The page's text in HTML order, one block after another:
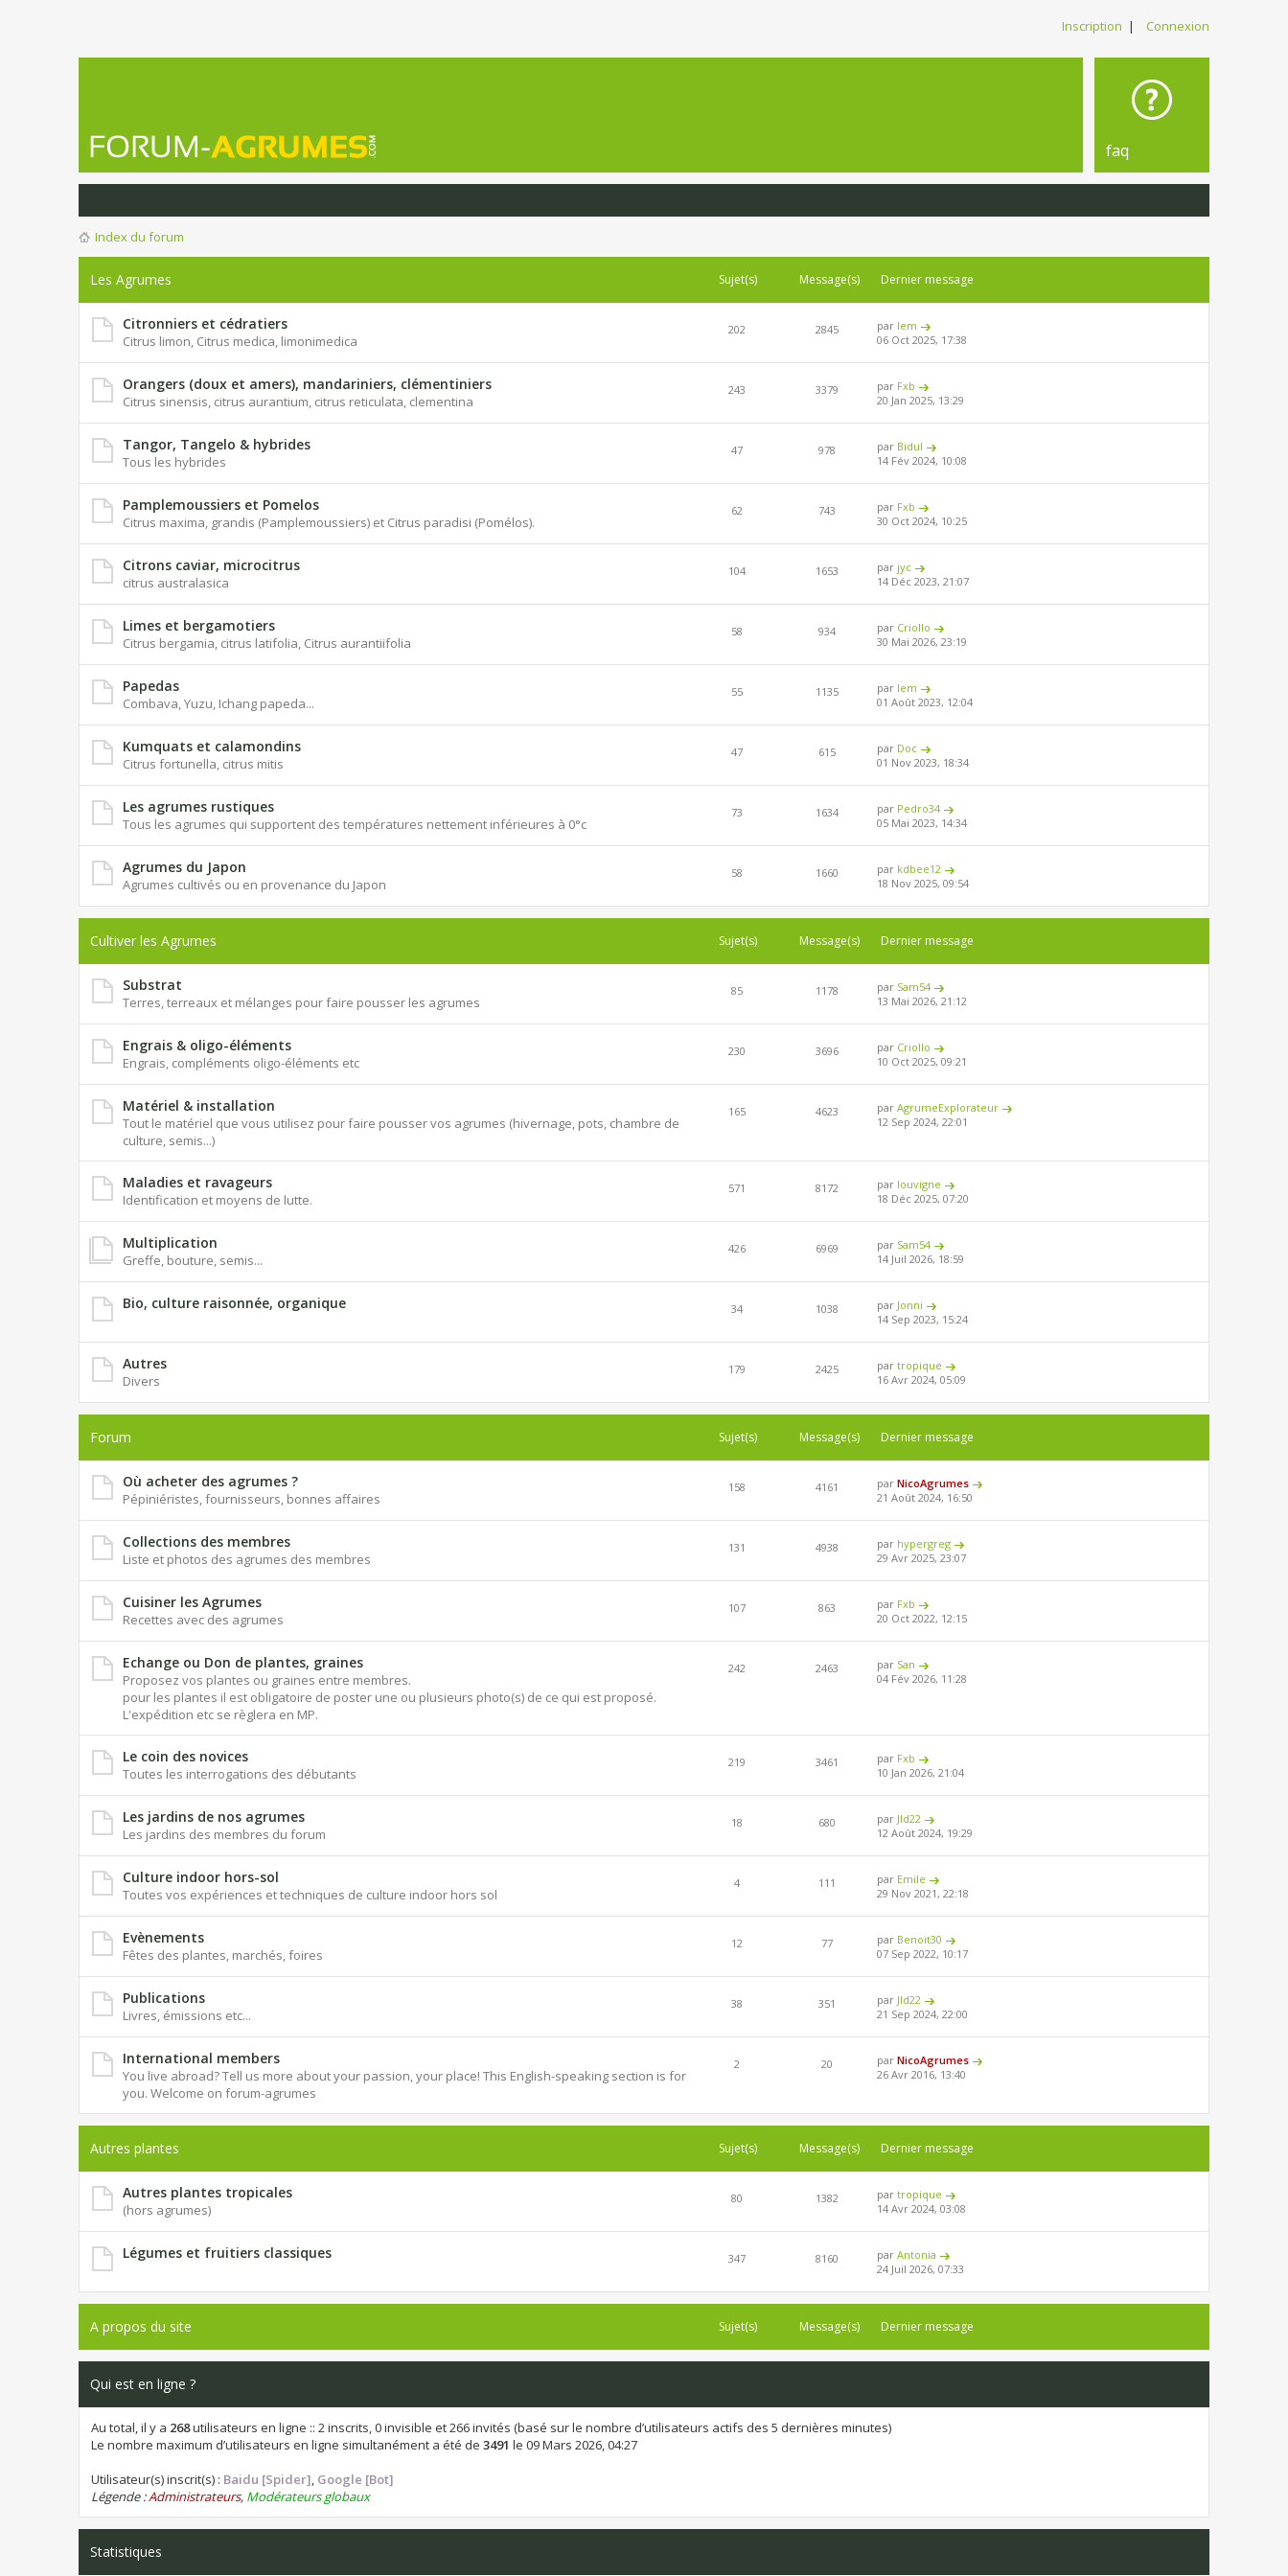
Inscription | Connexion
faq
Index du forum
Les Agrumes Sujet(s) Message(s) Dernier message
Citronniers et cédratiers
Citrus limon, Citrus medica, limonimedica
202 2845 par lem
06 Oct 2025, 17:38
Orangers (doux et amers), mandariniers, clémentiniers
Citrus sinensis, citrus aurantium, citrus reticulata, clementina
243 3379 par Fxb
20 Jan 2025, 13:29
Tangor, Tangelo & hybrides
Tous les hybrides
47 978 par Bidul
14 Fév 2024, 10:08
Pamplemoussiers et Pomelos
Citrus maxima, grandis (Pamplemoussiers) et Citrus paradisi (Pomélos).
62 743 par Fxb
30 Oct 2024, 10:25
Citrons caviar, microcitrus
citrus australasica
104 1653 par jyc
14 Déc 2023, 21:07
Limes et bergamotiers
Citrus bergamia, citrus latifolia, Citrus aurantiifolia
58 934 par Criollo
30 Mai 2026, 23:19
Papedas
Combava, Yuzu, Ichang papeda...
55 1135 par lem
01 Août 2023, 12:04
Kumquats et calamondins
Citrus fortunella, citrus mitis
47 615 par Doc
01 Nov 2023, 18:34
Les agrumes rustiques
Tous les agrumes qui supportent des températures nettement inférieures à 0°c
73 1634 par Pedro34
05 Mai 2023, 14:34
Agrumes du Japon
Agrumes cultivés ou en provenance du Japon
58 1660 par kdbee12
18 Nov 2025, 09:54
Cultiver les Agrumes Sujet(s) Message(s) Dernier message
Substrat
Terres, terreaux et mélanges pour faire pousser les agrumes
85 1178 par Sam54
13 Mai 2026, 21:12
Engrais & oligo-éléments
Engrais, compléments oligo-éléments etc
230 3696 par Criollo
10 Oct 2025, 09:21
Matériel & installation
Tout le matériel que vous utilisez pour faire pousser vos agrumes (hivernage, pots, chambre de
culture, semis...)
165 4623 parAgrumeExplorateur
12 Sep 2024, 22:01
Maladies et ravageurs
Identification et moyens de lutte.
571 8172 par louvigne
18 Déc 2025, 07:20
Multiplication
Greffe, bouture, semis...
426 6969 par Sam54
14 Juil 2026, 18:59
Bio, culture raisonnée, organique 34 1038 par Jonni
14 Sep 2023, 15:24
Autres
Divers
179 2425 partropique
16 Avr 2024, 05:09
Forum Sujet(s) Message(s) Dernier message
Où acheter des agrumes ?
Pépiniéristes, fournisseurs, bonnes affaires
158 4161 parNicoAgrumes
21 Août 2024, 16:50
Collections des membres
Liste et photos des agrumes des membres
131 4938 par hypergreg
29 Avr 2025, 23:07
Cuisiner les Agrumes
Recettes avec des agrumes
107 863 par Fxb
20 Oct 2022, 12:15
Echange ou Don de plantes, graines
Proposez vos plantes ou graines entre membres.
pour les plantes il est obligatoire de poster une ou plusieurs photo(s) de ce qui est proposé.
L'expédition etc se règlera en MP.
242 2463 par San
04 Fév 2026, 11:28
Le coin des novices
Toutes les interrogations des débutants
219 3461 par Fxb
10 Jan 2026, 21:04
Les jardins de nos agrumes
Les jardins des membres du forum
18 680 par Jld22
12 Août 2024, 19:29
Culture indoor hors-sol
Toutes vos expériences et techniques de culture indoor hors sol
4 111 par Emile
29 Nov 2021, 22:18
Evènements
Fêtes des plantes, marchés, foires
12 77 par Benoit30
07 Sep 2022, 10:17
Publications
Livres, émissions etc...
38 351 par Jld22
21 Sep 2024, 22:00
International members
You live abroad? Tell us more about your passion, your place! This English-speaking section is for
you. Welcome on forum-agrumes
2 20 parNicoAgrumes
26 Avr 2016, 13:40
Autres plantes Sujet(s) Message(s) Dernier message
Autres plantes tropicales
(hors agrumes)
80 1382 partropique
14 Avr 2024, 03:08
Légumes et fruitiers classiques 347 8160 parAntonia
24 Juil 2026, 07:33
A propos du site Sujet(s) Message(s) Dernier message
Qui est en ligne ?
Au total, il y a 268utilisateurs en ligne :: 2 inscrits, 0 invisible et 266 invités (basé sur le nombre d’utilisateurs actifs des 5 dernières minutes)
Le nombre maximum d’utilisateurs en ligne simultanément a été de 3491 le 09 Mars 2026, 04:27
Utilisateur(s) inscrit(s) : Baidu [Spider], Google [Bot]
Légende :Administrateurs, Modérateurs globaux
Statistiques